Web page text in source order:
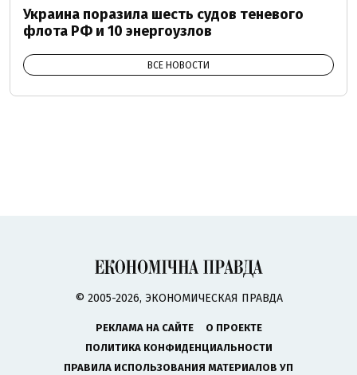
Украина поразила шесть судов теневого
флота РФ и 10 энергоузлов
ВСЕ НОВОСТИ
© 2005-2026, ЭКОНОМИЧЕСКАЯ ПРАВДА
РЕКЛАМА НА САЙТЕ
О ПРОЕКТЕ
ПОЛИТИКА КОНФИДЕНЦИАЛЬНОСТИ
ПРАВИЛА ИСПОЛЬЗОВАНИЯ МАТЕРИАЛОВ УП